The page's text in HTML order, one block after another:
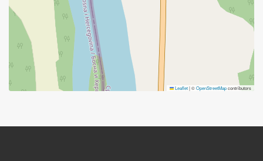
Leaflet|©OpenStreetMapcontributors